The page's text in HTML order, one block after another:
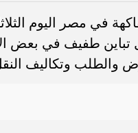
طفيف في بعض
والطلب وتكاليف
للملك المصري في طرابزون